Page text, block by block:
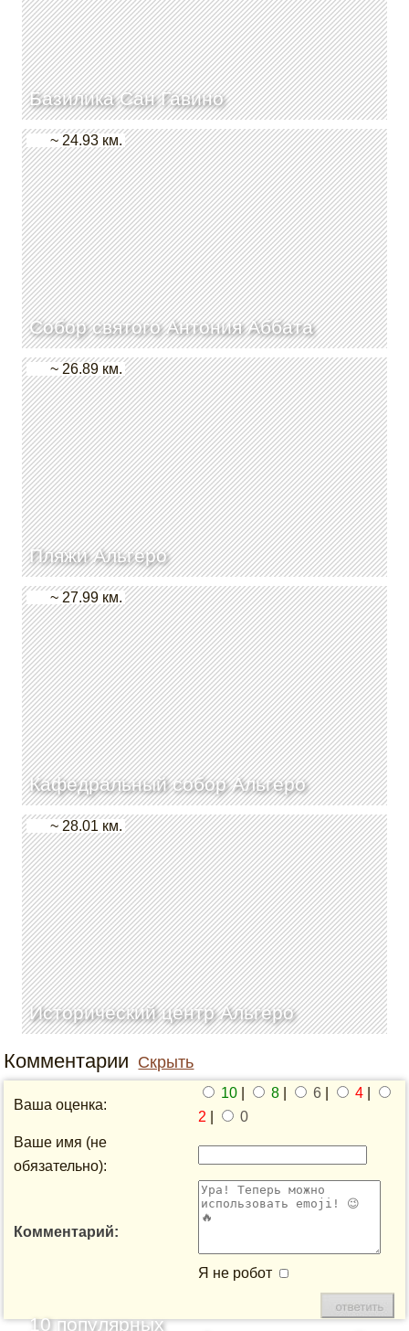
Базилика Сан Гавино
Собор святого Антония Аббата
~ 24.93 км.
Пляжи Альгеро
~ 26.89 км.
Кафедральный собор Альгеро
~ 27.99 км.
Исторический центр Альгеро
~ 28.01 км.
Комментарии Скрыть
Ваша оценка:
10 8 6 4
2
0
Ваше имя (не
обязательно):
Комментарий:
Я не робот
10 популярных